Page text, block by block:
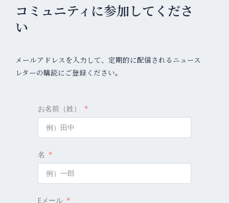
コミュニティに参加してくださ
い
メールアドレスを入力して、定期的に配信されるニュース
レターの購読にご登録ください。
お名前（姓）
名
Eメール